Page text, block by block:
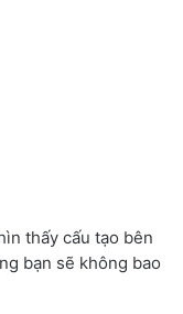
thấy cấu tạo bên
bạn sẽ không bao